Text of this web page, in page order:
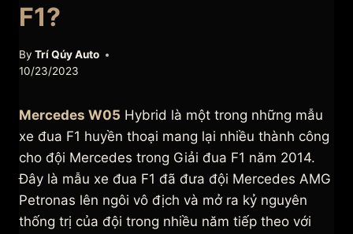
F1?
By Trí Qúy Auto
10/23/2023
Mercedes W05 Hybrid là một trong những mẫu
xe đua F1 huyền thoại mang lại nhiều thành công
cho đội Mercedes trong Giải đua F1 năm 2014.
Đây là mẫu xe đua F1 đã đưa đội Mercedes AMG
Petronas lên ngôi vô địch và mở ra kỷ nguyên
thống trị của đội trong nhiều năm tiếp theo với